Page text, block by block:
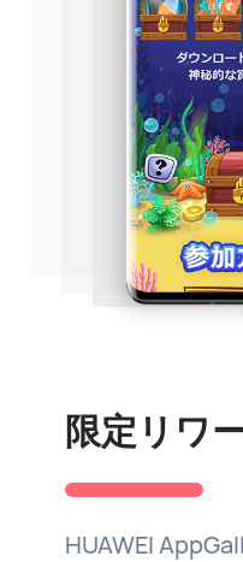
限定リワ
HUAWEI